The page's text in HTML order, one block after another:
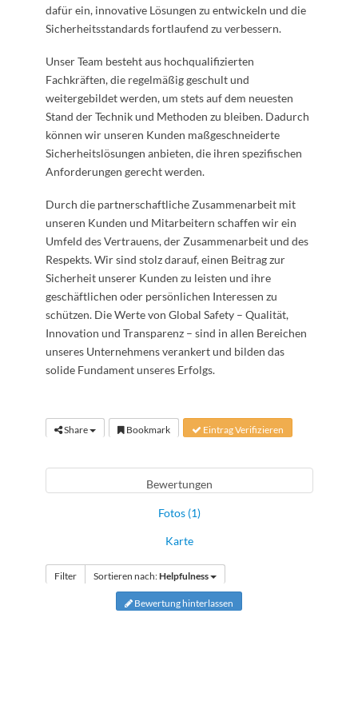
dafür ein, innovative Lösungen zu entwickeln und die
Sicherheitsstandards fortlaufend zu verbessern.
Unser Team besteht aus hochqualifizierten
Fachkräften, die regelmäßig geschult und
weitergebildet werden, um stets auf dem neuesten
Stand der Technik und Methoden zu bleiben. Dadurch
können wir unseren Kunden maßgeschneiderte
Sicherheitslösungen anbieten, die ihren spezifischen
Anforderungen gerecht werden.
Durch die partnerschaftliche Zusammenarbeit mit
unseren Kunden und Mitarbeitern schaffen wir ein
Umfeld des Vertrauens, der Zusammenarbeit und des
Respekts. Wir sind stolz darauf, einen Beitrag zur
Sicherheit unserer Kunden zu leisten und ihre
geschäftlichen oder persönlichen Interessen zu
schützen. Die Werte von Global Safety – Qualität,
Innovation und Transparenz – sind in allen Bereichen
unseres Unternehmens verankert und bilden das
solide Fundament unseres Erfolgs.
Share Bookmark Eintrag Verifizieren
Bewertungen
Fotos (1)
Karte
Filter Sortieren nach:Helpfulness
Bewertung hinterlassen